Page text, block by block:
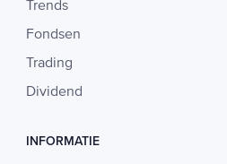
Trends
Fondsen
Trading
Dividend
INFORMATIE